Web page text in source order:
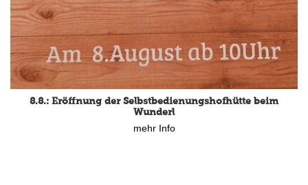
8.8.: Eröffnung der Selbstbedienungshofhütte beim
Wunderl
mehr Info